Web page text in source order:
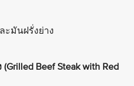
ะมันฝรั่งย่าง
Beef Steak with Red